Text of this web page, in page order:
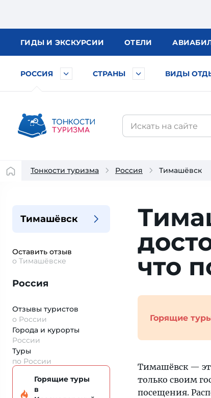
ГИДЫ И ЭКСКУРСИИ ОТЕЛИ АВИА
РОССИЯ СТРАНЫ ВИДЫ
Тонкости туризма Россия Тимашёвск
Тимашёвск
Оставить отзыв
о Тимашёвске
Россия
Отзывы туристов
о России
Города и курорты
России
Туры
по России
Горящие туры
в
что
Горящие
Тимашёвск —
только своим
посещения.